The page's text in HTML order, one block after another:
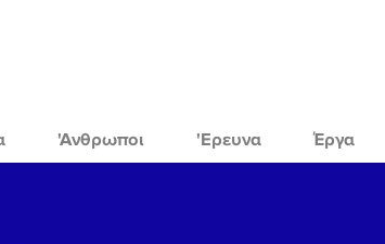
'Ανθρωποι 'Ερευνα Έργα